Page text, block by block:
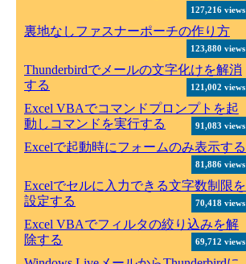
127,216 views
裏地なしファスナーポーチの作り方
123,880 views
Thunderbirdでメールの文字化けを解消
する
121,002 views
Excel VBAでコマンドプロンプトを起
動しコマンドを実行する
91,083 views
Excelで起動時にフォームのみ表示する
81,886 views
Excelでセルに入力できる文字数制限を
設定する
70,418 views
Excel VBAでフィルタの絞り込みを解
除する
69,712 views